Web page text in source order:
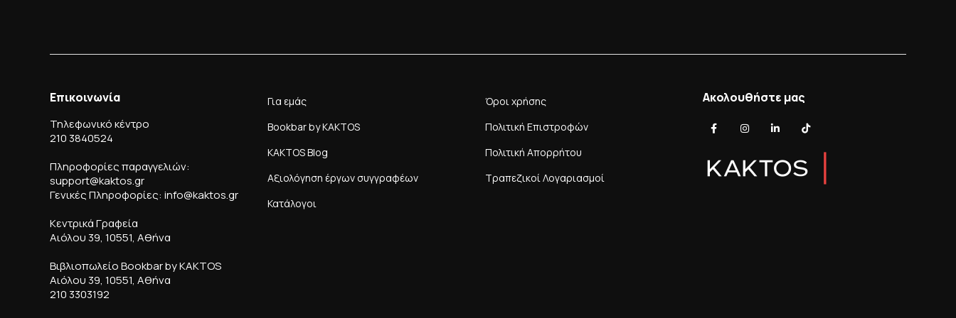
Επικοινωνία
Τηλεφωνικό κέντρο
210 3840524
Πληροφορίες παραγγελιών:
support@kaktos.gr
Γενικές Πληροφορίες: info@kaktos.gr
Κεντρικά Γραφεία
Αιόλου 39, 10551, Αθήνα
Βιβλιοπωλείο Bookbar by KAKTOS
Αιόλου 39, 10551, Αθήνα
210 3303192
Για εμάς
Bookbar by KAKTOS
KAKTOS Blog
Αξιολόγηση έργων συγγραφέων
Κατάλογοι
Όροι χρήσης
Πολιτική Επιστροφών
Πολιτική Απορρήτου
Τραπεζικοί Λογαριασμοί
Ακολουθήστε μας